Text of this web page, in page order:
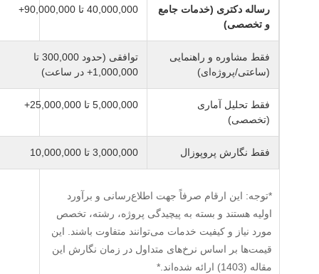
رساله دکتری (خدمات جامع
و تخصصی)
40,000,000 تا 90,000,000+
فقط مشاوره و راهنمایی
(ساعتی/پروژه‌ای)
توافقی (حدود 300,000 تا
1,000,000+ در ساعت)
فقط تحلیل آماری
(تخصصی)
5,000,000 تا 25,000,000+
فقط نگارش پروپوزال 3,000,000 تا 10,000,000
*توجه: این ارقام صرفاً جهت اطلاع‌رسانی و برآورد
اولیه هستند و بسته به پیچیدگی پروژه، رشته، تخصص
مورد نیاز و کیفیت خدمات می‌توانند متفاوت باشند. این
قیمت‌ها بر اساس نرخ‌های متداول در زمان نگارش این
مقاله (1403) ارائه شده‌اند.*